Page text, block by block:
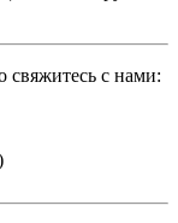
свяжитесь с нами: